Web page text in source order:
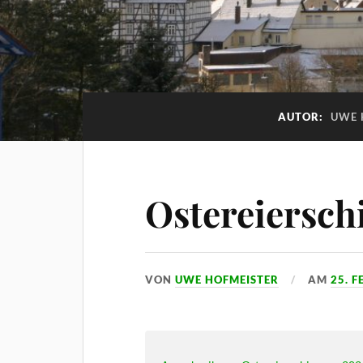
AUTOR: UWE
VONUWE HOFMEISTER AM25.